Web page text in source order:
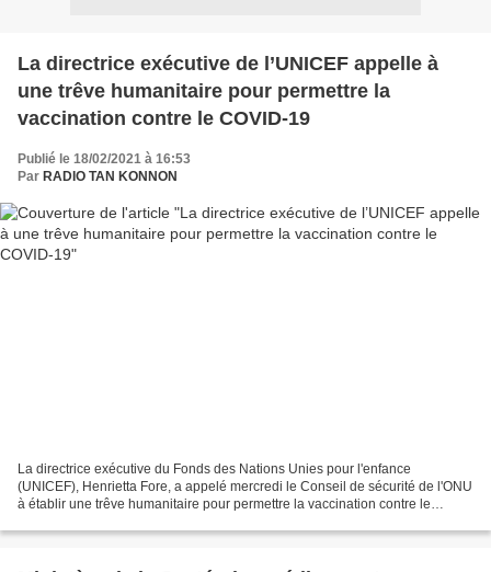
La directrice exécutive de l’UNICEF appelle à
une trêve humanitaire pour permettre la
vaccination contre le COVID-19
Publié le 18/02/2021 à 16:53
Par RADIO TAN KONNON
La directrice exécutive du Fonds des Nations Unies pour l'enfance
(UNICEF), Henrietta Fore, a appelé mercredi le Conseil de sécurité de l'ONU
à établir une trêve humanitaire pour permettre la vaccination contre le